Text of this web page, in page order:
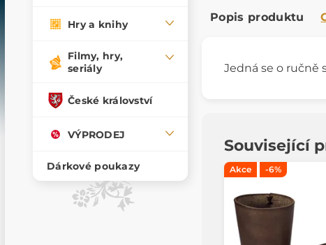
Hry a knihy
Filmy, hry,
seriály
České království
VÝPRODEJ
Dárkové poukazy
Popis produktu
Jedná se o ručně
Související
Akce -6%